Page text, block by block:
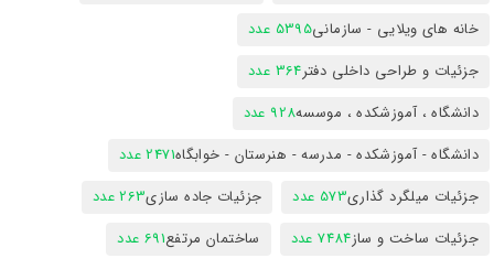
خانه های ویلایی - سازمانی5395 عدد
جزئیات و طراحی داخلی دفتر364 عدد
دانشگاه ، آموزشکده ، موسسه928 عدد
دانشگاه - آموزشکده - مدرسه - هنرستان - خوابگاه2471 عدد
جزئیات میلگرد گذاری573 عدد جزئیات جاده سازی263 عدد
جزئیات ساخت و ساز7484 عدد ساختمان مرتفع691 عدد